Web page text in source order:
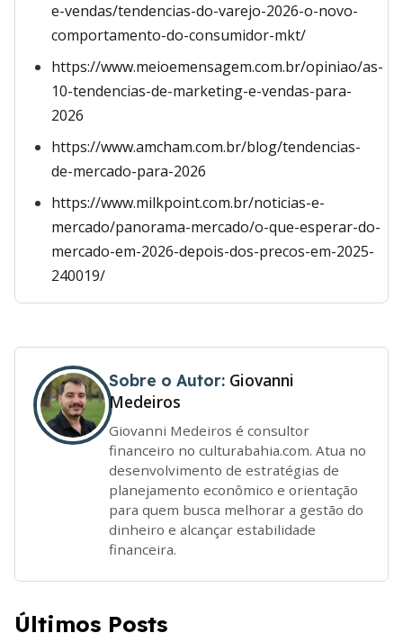
e-vendas/tendencias-do-varejo-2026-o-novo-
comportamento-do-consumidor-mkt/
https://www.meioemensagem.com.br/opiniao/as-
10-tendencias-de-marketing-e-vendas-para-
2026
https://www.amcham.com.br/blog/tendencias-
de-mercado-para-2026
https://www.milkpoint.com.br/noticias-e-
mercado/panorama-mercado/o-que-esperar-do-
mercado-em-2026-depois-dos-precos-em-2025-
240019/
Sobre o Autor: Giovanni
Medeiros
Giovanni Medeiros é consultor
financeiro no culturabahia.com. Atua no
desenvolvimento de estratégias de
planejamento econômico e orientação
para quem busca melhorar a gestão do
dinheiro e alcançar estabilidade
financeira.
Últimos Posts